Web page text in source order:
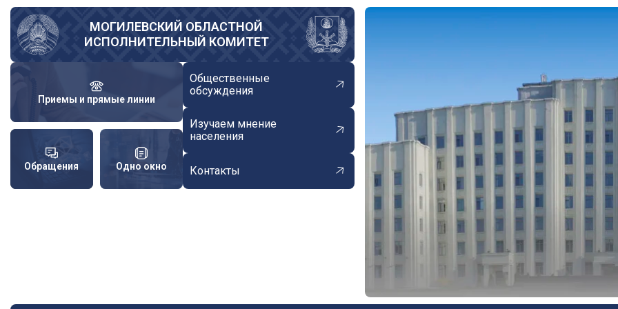
Перейти
основному
содержанию
МОГИЛЕВСКИЙ ОБЛАСТНОЙ
ИСПОЛНИТЕЛЬНЫЙ КОМИТЕТ
Приемы и прямые линии
Обращения Одно окно
Общественные
обсуждения
Изучаем мнение
населения
Контакты